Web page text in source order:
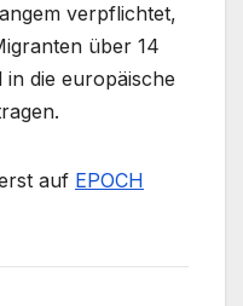
verpflichtet,
über 14
die europäische
auf EPOCH